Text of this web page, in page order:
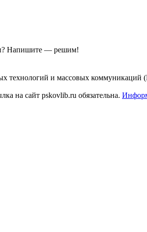
Напишите — решим!
технологий и массовых коммуникаций
на сайт pskovlib.ru обязательна.